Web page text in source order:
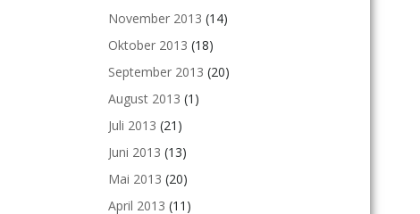
November 2013 (14)
Oktober 2013 (18)
September 2013 (20)
August 2013 (1)
Juli 2013 (21)
Juni 2013 (13)
Mai 2013 (20)
April 2013 (11)